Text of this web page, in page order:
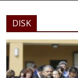
DISK